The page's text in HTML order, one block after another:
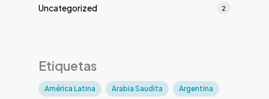
Uncategorized 2
Etiquetas
América Latina Arabia Saudita Argentina